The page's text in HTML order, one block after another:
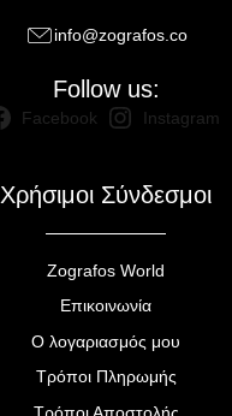
info@zografos.co
Follow us:
Facebook Instagram
Χρήσιμοι Σύνδεσμοι
Zografos World
Επικοινωνία
Ο λογαριασμός μου
Τρόποι Πληρωμής
Τρόποι Αποστολής